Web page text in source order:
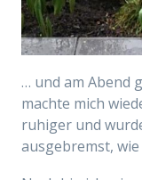
… und am Abend
machte mich
ruhiger und
ausgebremst,